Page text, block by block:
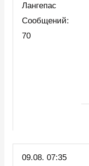
Лангепас
Сообщений:
70
09.08. 07:35